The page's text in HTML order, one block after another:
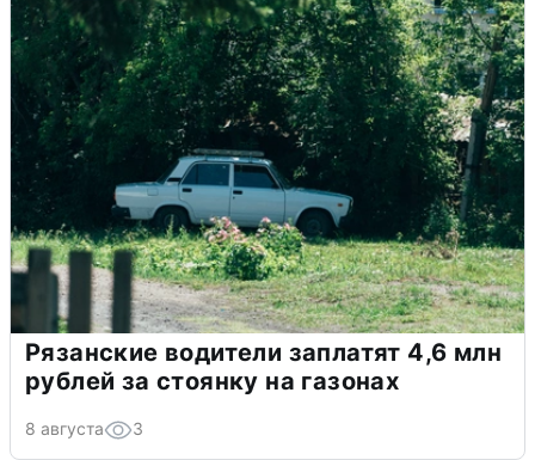
Рязанские водители заплатят 4,6 млн
рублей за стоянку на газонах
8 августа 3